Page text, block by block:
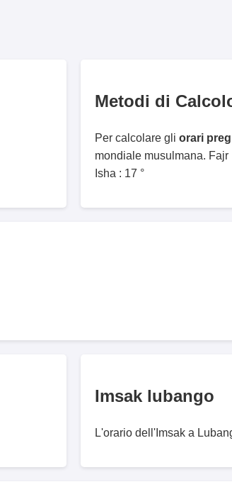
Metodi di
Per calcolare gli orari
mondiale musulmana. Fajr
Isha : 17 °
Imsak lubango
L'orario dell'Imsak a